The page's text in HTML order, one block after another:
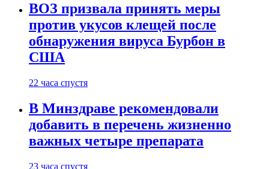
ВОЗ призвала принять меры
против укусов клещей после
обнаружения вируса Бурбон в
США
22 часа спустя
В Минздраве рекомендовали
добавить в перечень жизненно
важных четыре препарата
23 часа спустя